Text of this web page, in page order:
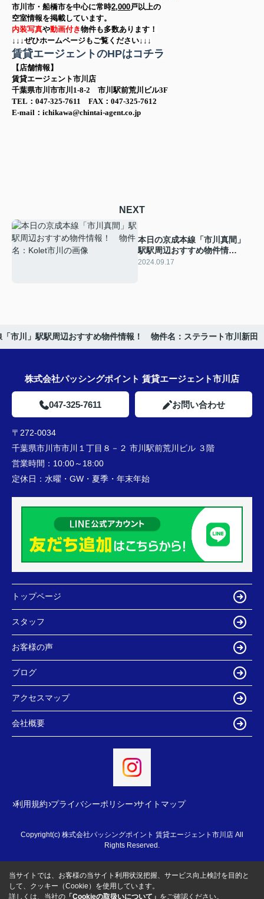
市川市・船橋市を中心に常時2,000戸以上の
空室情報を掲載しています。
内装写真や動画付き物件も多数あります！
↓↓↓ぜひホームページもご覧ください↓↓↓
賃貸エージェントのHPはコチラ
【店舗情報】
賃貸エージェント市川店
千葉県市川市市川1-8-2 市川駅前荒川ビル3F
TEL：047-325-7611 FAX：047-325-7612
E-mail：ichikawa@chintai-agent.co.jp
NEXT
本日の京成本線「市川真間」
駅駅周辺おすすめ物件情
報！ 物件名：Kolet市川
2024.09.17
「市川」駅駅周辺おすすめ物件情報！ 物件名：ステラート市川新田
株式会社パッシングポイント 賃貸エージェント市川店
047-325-7611 お問い合わせ
〒272-0034
千葉県市川市市川１丁目８－２ 市川駅前荒川ビル ３階
営業時間： 10:00～18:00
定休日： 水曜・GW・夏季・年末年始
トップページ
スタッフ
お客様の声
ブログ
アクセスマップ
会社概要
利用規約 プライバシーポリシー サイトマップ
Copyright(c) 株式会社パッシングポイント 賃貸エージェント市川店 All
Rights Reserved.
当サイトでは、お客様の当サイト利用状況把握、サービス向上検討を目的と
して、クッキー（Cookie）を使用しています。
詳しくは、当社の 「Cookieの取扱いについて」 をご確認ください。